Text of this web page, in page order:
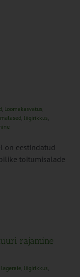
, Loomakasvatus,
, liigirikkus,
on eestindatud
toitumisalade
rajamine
lageraie, liigirikkus,